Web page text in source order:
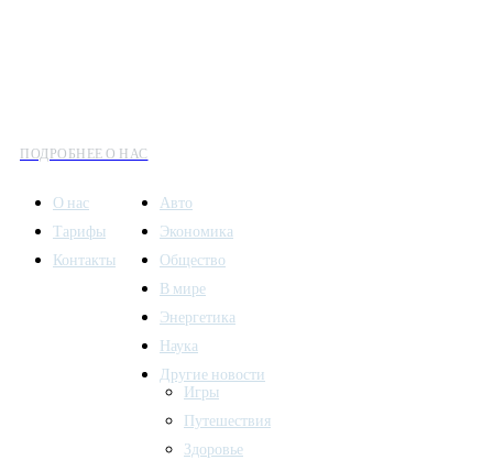
ПОДРОБНЕЕ О НАС
О нас
Тарифы
Контакты
Авто
Экономика
Общество
В мире
Энергетика
Наука
Другие новости
Игры
Путешествия
Здоровье